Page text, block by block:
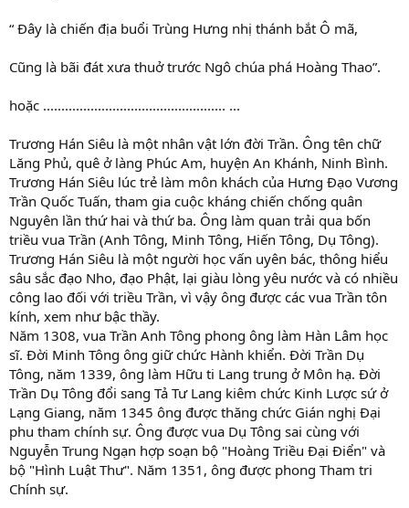
“ Đây là chiến địa buổi Trùng Hưng nhị thánh bắt Ô mã,
Cũng là bãi đát xưa thuở trước Ngô chúa phá Hoàng Thao”.
hoặc .................................................. ...
Trương Hán Siêu là một nhân vật lớn đời Trần. Ông tên chữ
Lăng Phủ, quê ở làng Phúc Am, huyện An Khánh, Ninh Bình.
Trương Hán Siêu lúc trẻ làm môn khách của Hưng Đạo Vương
Trần Quốc Tuấn, tham gia cuộc kháng chiến chống quân
Nguyên lần thứ hai và thứ ba. Ông làm quan trải qua bốn
triều vua Trần (Anh Tông, Minh Tông, Hiến Tông, Dụ Tông).
Trương Hán Siêu là một người học vấn uyên bác, thông hiểu
sâu sắc đạo Nho, đạo Phật, lại giàu lòng yêu nước và có nhiều
công lao đối với triều Trần, vì vậy ông được các vua Trần tôn
kính, xem như bậc thầy.
Năm 1308, vua Trần Anh Tông phong ông làm Hàn Lâm học
sĩ. Đời Minh Tông ông giữ chức Hành khiển. Đời Trần Dụ
Tông, năm 1339, ông làm Hữu ti Lang trung ở Môn hạ. Đời
Trần Dụ Tông đổi sang Tả Tư Lang kiêm chức Kinh Lược sứ ở
Lạng Giang, năm 1345 ông được thăng chức Gián nghị Đại
phu tham chính sự. Ông được vua Dụ Tông sai cùng với
Nguyễn Trung Ngạn hợp soạn bộ "Hoàng Triều Đại Điển" và
bộ "Hình Luật Thư". Năm 1351, ông được phong Tham tri
Chính sự.